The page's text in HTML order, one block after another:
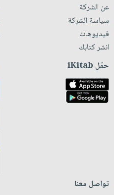
عن الشركة
سياسة الشركة
فيديوهات
انشر كتابك
حمّل iKitab
تواصل معنا